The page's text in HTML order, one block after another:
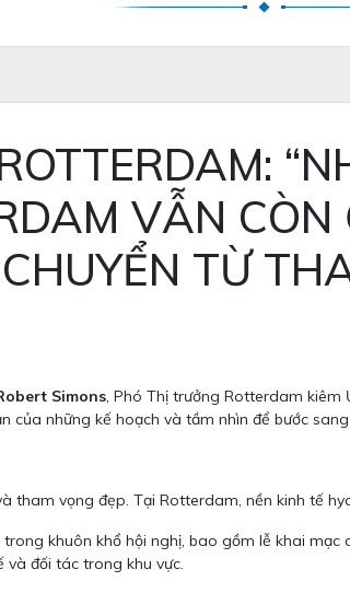
VẪN CÒN
TỪ
Simons, Phó Thị trưởng Rotterdam kiêm
những kế hoạch và tầm nhìn để bước
tham vọng đẹp. Tại Rotterdam, nền kinh tế
khuôn khổ hội nghị, bao gồm lễ khai mạc
và đối tác trong khu vực.